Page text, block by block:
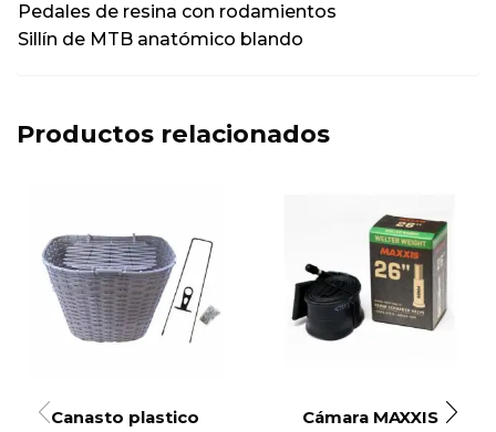
Pedales de resina con rodamientos
Sillín de MTB anatómico blando
Productos relacionados
Canasto plastico
Cámara MAXXIS